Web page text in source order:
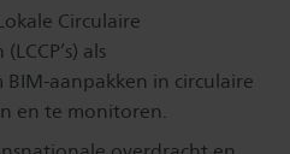
Circulaire
als
aanpakken in circulaire
en te monitoren.